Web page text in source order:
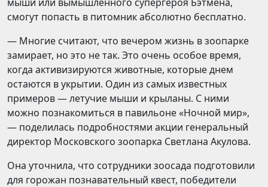
смогут попасть в питомник абсолютно бесплатно.
— Многие считают, что вечером жизнь в зоопарке
замирает, но это не так. Это очень особое время,
когда активизируются животные, которые днем
остаются в укрытии. Один из самых известных
примеров — летучие мыши и крыланы. С ними
можно познакомиться в павильоне «Ночной мир»,
— поделилась подробностями акции генеральный
директор Московского зоопарка Светлана Акулова.
Она уточнила, что сотрудники зоосада подготовили
для горожан познавательный квест, победители